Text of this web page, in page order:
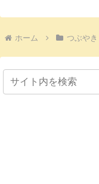
ホーム つぶやき